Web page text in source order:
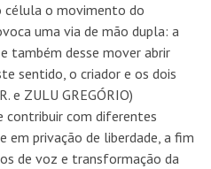
célula o movimento do
uma via de mão dupla: a
também desse mover abrir
sentido, o criador e os dois
e ZULU GREGÓRIO)
contribuir com diferentes
em privação de liberdade, a fim
de voz e transformação da